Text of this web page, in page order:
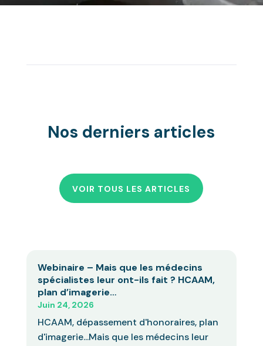
Nos derniers articles
VOIR TOUS LES ARTICLES
Webinaire – Mais que les médecins
spécialistes leur ont-ils fait ? HCAAM,
plan d’imagerie…
Juin 24, 2026
HCAAM, dépassement d'honoraires, plan
d'imagerie...Mais que les médecins leur